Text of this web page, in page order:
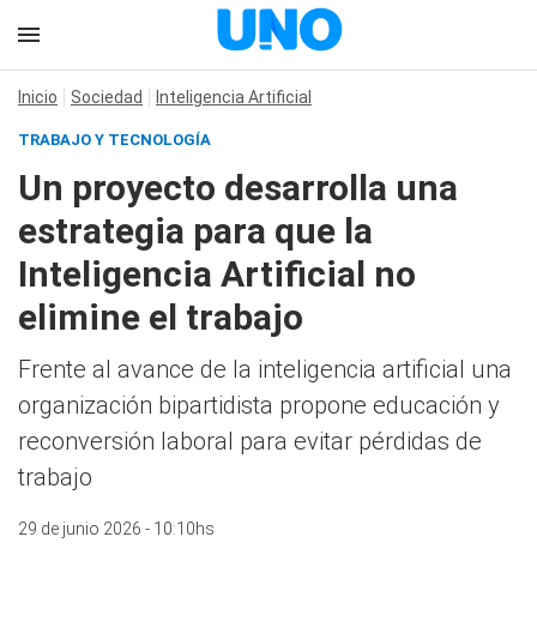
Inicio Sociedad Inteligencia Artificial
TRABAJO Y TECNOLOGÍA
Un proyecto desarrolla una
estrategia para que la
Inteligencia Artificial no
elimine el trabajo
Frente al avance de la inteligencia artificial una
organización bipartidista propone educación y
reconversión laboral para evitar pérdidas de
trabajo
29 de junio 2026 - 10:10hs